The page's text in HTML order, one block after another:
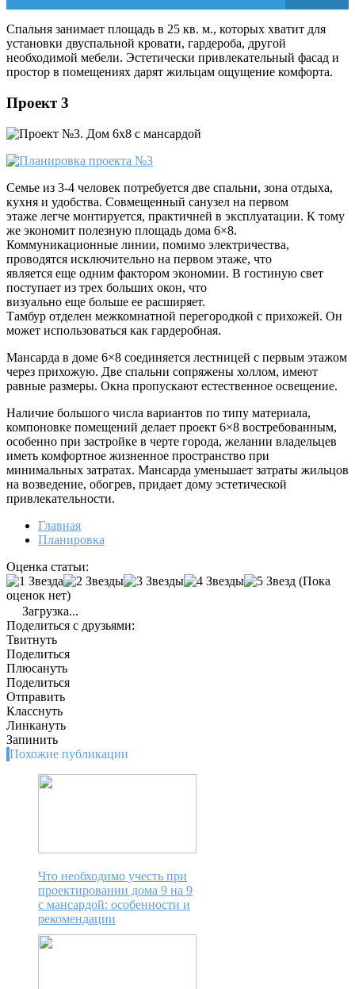
Спальня занимает площадь в 25 кв. м., которых хватит для
установки двуспальной кровати, гардероба, другой
необходимой мебели. Эстетически привлекательный фасад и
простор в помещениях дарят жильцам ощущение комфорта.
Проект 3
Семье из 3-4 человек потребуется две спальни, зона отдыха,
кухня и удобства. Совмещенный санузел на первом
этаже легче монтируется, практичней в эксплуатации. К тому
же экономит полезную площадь дома 6×8.
Коммуникационные линии, помимо электричества,
проводятся исключительно на первом этаже, что
является еще одним фактором экономии. В гостиную свет
поступает из трех больших окон, что
визуально еще больше ее расширяет.
Тамбур отделен межкомнатной перегородкой с прихожей. Он
может использоваться как гардеробная.
Мансарда в доме 6×8 соединяется лестницей с первым этажом
через прихожую. Две спальни сопряжены холлом, имеют
равные размеры. Окна пропускают естественное освещение.
Наличие большого числа вариантов по типу материала,
компоновке помещений делает проект 6×8 востребованным,
особенно при застройке в черте города, желании владельцев
иметь комфортное жизненное пространство при
минимальных затратах. Мансарда уменьшает затраты жильцов
на возведение, обогрев, придает дому эстетической
привлекательности.
Главная
Планировка
Оценка статьи:
(Пока
оценок нет)
Загрузка...
Поделиться с друзьями:
Твитнуть
Поделиться
Плюсануть
Поделиться
Отправить
Класснуть
Линкануть
Запинить
Похожие публикации
Что необходимо учесть при
проектировании дома 9 на 9
с мансардой: особенности и
рекомендации